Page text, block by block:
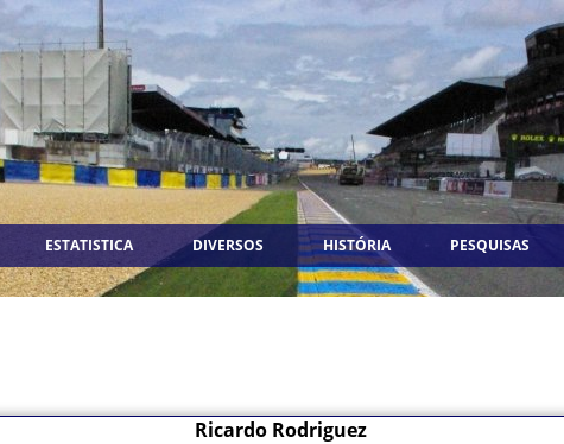
ESTATISTICA DIVERSOS HISTÓRIA PESQUISAS
Ricardo Rodriguez